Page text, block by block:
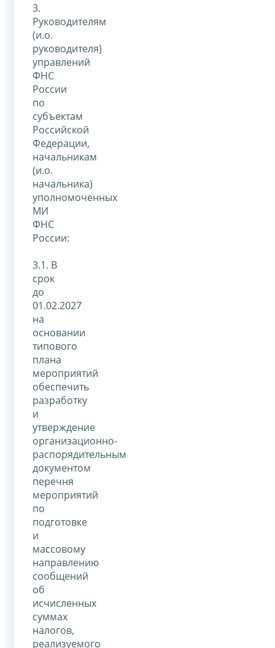
3.
Руководителям
(и.о.
руководителя)
управлений
ФНС
России
по
субъектам
Российской
Федерации,
начальникам
(и.о.
начальника)
уполномоченных
МИ
ФНС
России:
3.1. В
срок
до
01.02.2027
на
основании
типового
плана
мероприятий
обеспечить
разработку
и
утверждение
организационно-
распорядительным
документом
перечня
мероприятий
по
подготовке
и
массовому
направлению
сообщений
об
исчисленных
суммах
налогов,
реализуемого